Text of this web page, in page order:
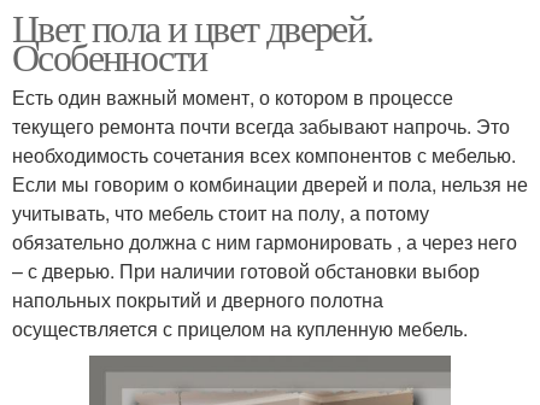
Цвет пола и цвет дверей.
Особенности
Есть один важный момент, о котором в процессе
текущего ремонта почти всегда забывают напрочь. Это
необходимость сочетания всех компонентов с мебелью.
Если мы говорим о комбинации дверей и пола, нельзя не
учитывать, что мебель стоит на полу, а потому
обязательно должна с ним гармонировать , а через него
– с дверью. При наличии готовой обстановки выбор
напольных покрытий и дверного полотна
осуществляется с прицелом на купленную мебель.